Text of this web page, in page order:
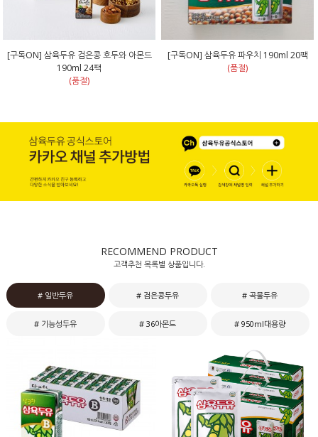
[구독ON] 삼육두유 검은콩 호두와 아몬드
190ml 24팩
(품절)
[구독ON] 삼육두유 파우치 190ml 20팩
(품절)
RECOMMEND PRODUCT
고객추천 목록별 상품입니다.
# 일반두유 # 검은콩두유 # 곡물두유
# 기능성두유 # 36아몬드 # 950ml대용량